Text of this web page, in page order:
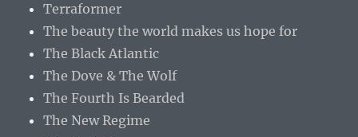
Terraformer
The beauty the world makes us hope for
The Black Atlantic
The Dove & The Wolf
The Fourth Is Bearded
The New Regime